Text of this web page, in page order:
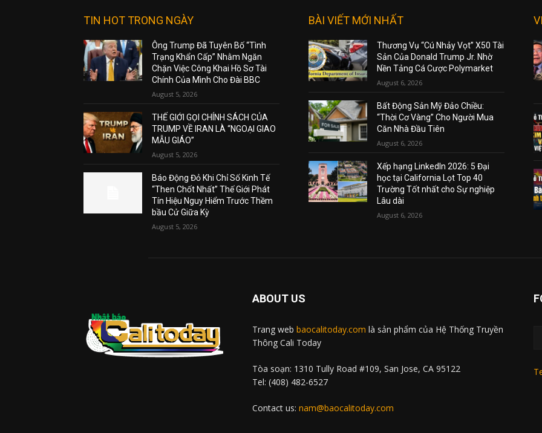
TIN HOT TRONG NGÀY
Ông Trump Đã Tuyên Bố “Tình
Trạng Khẩn Cấp” Nhằm Ngăn
Chặn Việc Công Khai Hồ Sơ Tài
Chính Của Mình Cho Đài BBC
August 5, 2026
THẾ GIỚI GỌI CHÍNH SÁCH CỦA
TRUMP VỀ IRAN LÀ “NGOẠI GIAO
MẪU GIÁO”
August 5, 2026
Báo Động Đỏ Khi Chỉ Số Kinh Tế
“Then Chốt Nhất” Thế Giới Phát
Tín Hiệu Nguy Hiểm Trước Thềm
bầu Cử Giữa Kỳ
August 5, 2026
BÀI VIẾT MỚI NHẤT
Thương Vụ “Cú Nhảy Vọt” X50 Tài
Sản Của Donald Trump Jr. Nhờ
Nền Tảng Cá Cược Polymarket
August 6, 2026
Bất Động Sản Mỹ Đảo Chiều:
“Thời Cơ Vàng” Cho Người Mua
Căn Nhà Đầu Tiên
August 6, 2026
Xếp hạng LinkedIn 2026: 5 Đại
học tại California Lọt Top 40
Trường Tốt nhất cho Sự nghiệp
Lâu dài
August 6, 2026
ABOUT US
Trang web baocalitoday.com là sản phẩm của Hệ Thống Truyền
Thông Cali Today
Tòa soạn: 1310 Tully Road #109, San Jose, CA 95122
Tel: (408) 482-6527
Contact us: nam@baocalitoday.com